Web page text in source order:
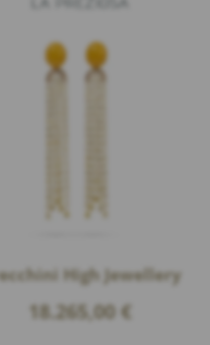
High Jewellery
18.265,00 €